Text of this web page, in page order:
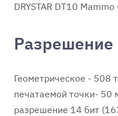
DRYSTAR DT10
Разрешение
Геометрическое - 508
печатаемой точки- 50
разрешение 14 бит